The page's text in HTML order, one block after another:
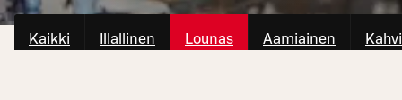
Kaikki Illallinen Lounas Aamiainen